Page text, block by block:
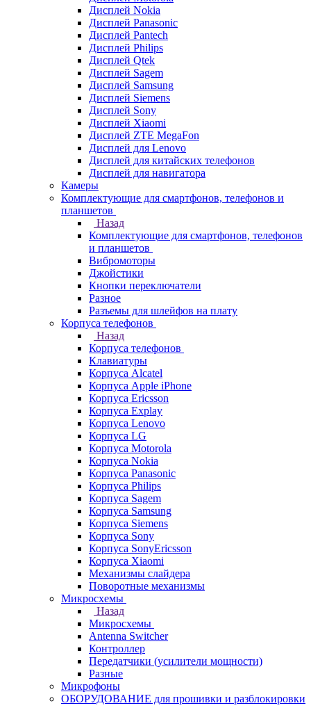
Дисплей Nokia
Дисплей Panasonic
Дисплей Pantech
Дисплей Philips
Дисплей Qtek
Дисплей Sagem
Дисплей Samsung
Дисплей Siemens
Дисплей Sony
Дисплей Xiaomi
Дисплей ZTE MegaFon
Дисплей для Lenovo
Дисплей для китайских телефонов
Дисплей для навигатора
Камеры
Комплектующие для смартфонов, телефонов и
планшетов
Назад
Комплектующие для смартфонов, телефонов
и планшетов
Вибромоторы
Джойстики
Кнопки переключатели
Разное
Разъемы для шлейфов на плату
Корпуса телефонов
Назад
Корпуса телефонов
Клавиатуры
Корпуса Alcatel
Корпуса Apple iPhone
Корпуса Ericsson
Корпуса Explay
Корпуса Lenovo
Корпуса LG
Корпуса Motorola
Корпуса Nokia
Корпуса Panasonic
Корпуса Philips
Корпуса Sagem
Корпуса Samsung
Корпуса Siemens
Корпуса Sony
Корпуса SonyEricsson
Корпуса Xiaomi
Механизмы слайдера
Поворотные механизмы
Микросхемы
Назад
Микросхемы
Antenna Switcher
Контроллер
Передатчики (усилители мощности)
Разные
Микрофоны
ОБОРУДОВАНИЕ для прошивки и разблокировки